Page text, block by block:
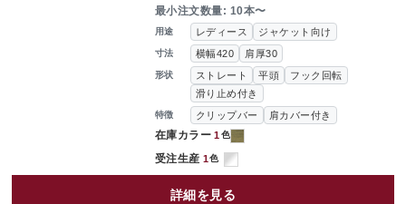
用途 レディース ジャケット向け
寸法 横幅420 肩厚30
形状 ストレート 平頭
フック回転
滑り止め付き
特徴 クリップバー 肩カバー付き
在庫カラー 1色
受注生産 1色
最小注文数量: 10本〜
詳細を見る